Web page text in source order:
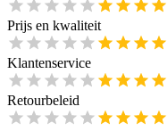
Prijs en kwaliteit
Klantenservice
Retourbeleid